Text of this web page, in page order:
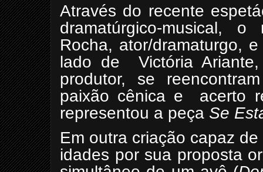
Através do recente
dramatúrgico-musical,
Rocha, ator/dramaturgo,
lado de
Victória
produtor, se
paixão cênica e
acerto
representou a peça Se
Em outra criação capaz
idades por sua proposta